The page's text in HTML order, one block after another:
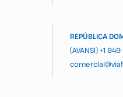
REPÚBLICA
(AVANSI) +1